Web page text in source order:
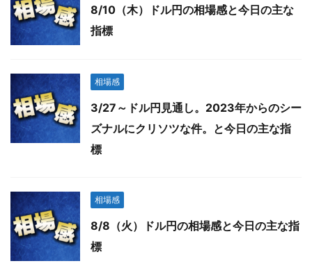
8/10（木）ドル円の相場感と今日の主な
指標
相場感
3/27～ドル円見通し。2023年からのシー
ズナルにクリソツな件。と今日の主な指
標
相場感
8/8（火）ドル円の相場感と今日の主な指
標